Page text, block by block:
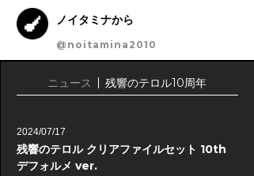
ノイタミナから
@noitamina2010
ニュース 残響のテロル10周年
2024/07/17
残響のテロル クリアファイルセット 10th
デフォルメ ver.